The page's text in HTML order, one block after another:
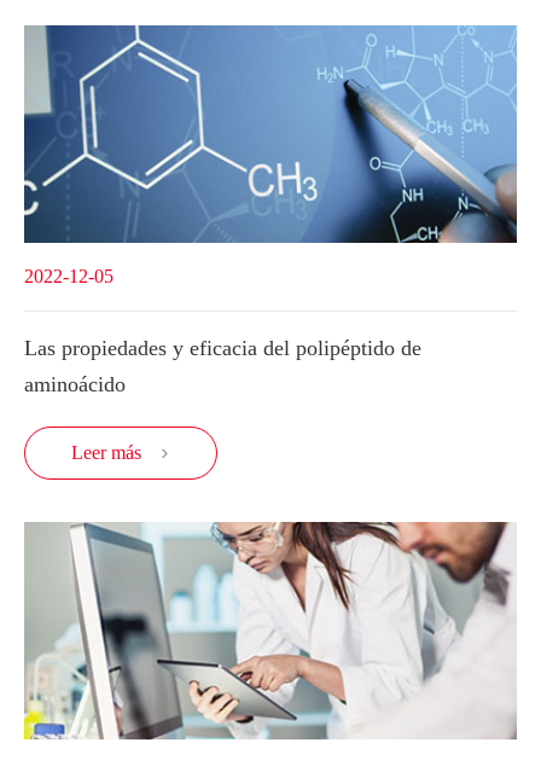
2022-12-05
Las propiedades y eficacia del polipéptido de
aminoácido
Leer más 